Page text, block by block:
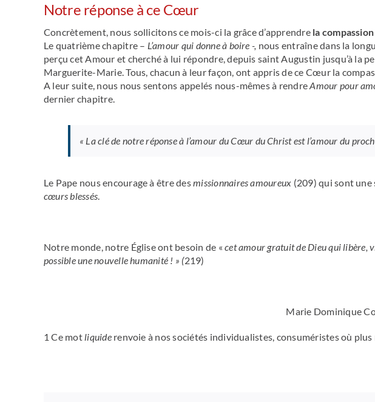
Notre réponse à ce Cœur
Concrètement, nous sollicitons ce mois-ci la grâce d’apprendre la
Le quatrième chapitre – L’amour qui donne à boire -, nous entraîne dans la
perçu cet Amour et cherché à lui répondre, depuis saint Augustin jusqu’à la
Marguerite-Marie. Tous, chacun à leur façon, ont appris de ce Cœur la
A leur suite, nous nous sentons appelés nous-mêmes à rendreAmour pour
dernier chapitre.
« La clé de notre réponse à l’amour du Cœur du Christ est l’amour du
Le Pape nous encourage à être desmissionnaires amoureux (209) qui sont une
cœurs blessés.
Notre monde, notre Église ont besoin de «cet amour gratuit de Dieu qui libère,
possible une nouvelle humanité ! » (219)
Marie Dominique
1 Ce mot liquiderenvoie à nos sociétés individualistes, consuméristes où